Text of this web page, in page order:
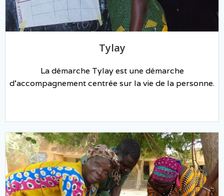
Tylay
La démarche Tylay est une démarche
d’accompagnement centrée sur la vie de la personne.